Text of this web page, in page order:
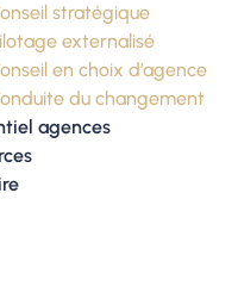
stratégique
externalisé
en choix d’agence
du changement
agences